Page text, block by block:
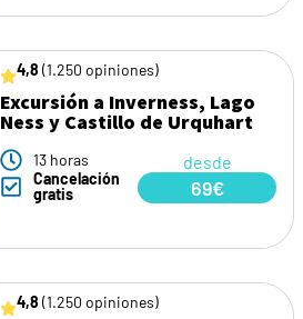
4,8 (1.250 opiniones)
Excursión a Inverness, Lago
Ness y Castillo de Urquhart
13 horas
Cancelación
gratis
desde
69€
4,8 (1.250 opiniones)